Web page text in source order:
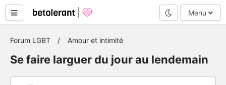
Mode nuit
Menu
Forum LGBT Amour et intimité
Se faire larguer du jour au lendemain